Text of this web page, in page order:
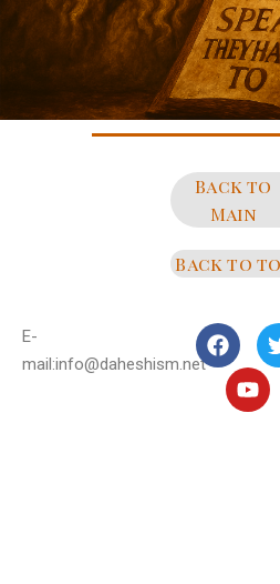
طالب)
Back to
Main
Back to
E-
mail:info@daheshism.net